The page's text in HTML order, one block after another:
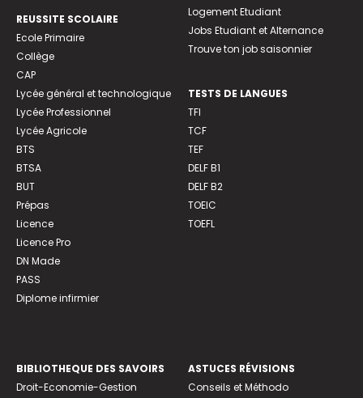
REUSSITE SCOLAIRE
Ecole Primaire
Collège
CAP
Lycée général et technologique
Lycée Professionnel
Lycée Agricole
BTS
BTSA
BUT
Prépas
Licence
Licence Pro
DN Made
PASS
Diplome infirmier
Logement Etudiant
Jobs Etudiant et Alternance
Trouve ton job saisonnier
TESTS DE LANGUES
TFI
TCF
TEF
DELF B1
DELF B2
TOEIC
TOEFL
BIBLIOTHEQUE DES SAVOIRS
Droit-Economie-Gestion
ASTUCES RÉVISIONS
Conseils et Méthodo